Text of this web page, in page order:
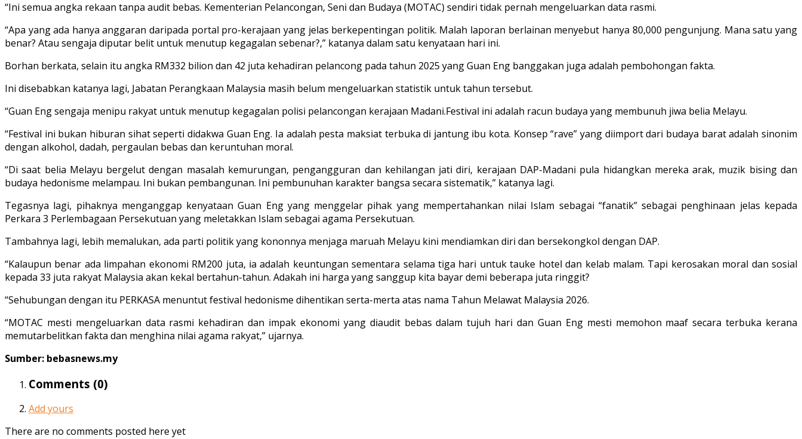
“Ini semua angka rekaan tanpa audit bebas. Kementerian Pelancongan, Seni dan Budaya (MOTAC) sendiri tidak pernah mengeluarkan data rasmi.
“Apa yang ada hanya anggaran daripada portal pro-kerajaan yang jelas berkepentingan politik. Malah laporan berlainan menyebut hanya 80,000 pengunjung. Mana satu yang
benar? Atau sengaja diputar belit untuk menutup kegagalan sebenar?,” katanya dalam satu kenyataan hari ini.
Borhan berkata, selain itu angka RM332 bilion dan 42 juta kehadiran pelancong pada tahun 2025 yang Guan Eng banggakan juga adalah pembohongan fakta.
Ini disebabkan katanya lagi, Jabatan Perangkaan Malaysia masih belum mengeluarkan statistik untuk tahun tersebut.
“Guan Eng sengaja menipu rakyat untuk menutup kegagalan polisi pelancongan kerajaan Madani.Festival ini adalah racun budaya yang membunuh jiwa belia Melayu.
“Festival ini bukan hiburan sihat seperti didakwa Guan Eng. Ia adalah pesta maksiat terbuka di jantung ibu kota. Konsep “rave” yang diimport dari budaya barat adalah sinonim
dengan alkohol, dadah, pergaulan bebas dan keruntuhan moral.
“Di saat belia Melayu bergelut dengan masalah kemurungan, pengangguran dan kehilangan jati diri, kerajaan DAP-Madani pula hidangkan mereka arak, muzik bising dan
budaya hedonisme melampau. Ini bukan pembangunan. Ini pembunuhan karakter bangsa secara sistematik,” katanya lagi.
Tegasnya lagi, pihaknya menganggap kenyataan Guan Eng yang menggelar pihak yang mempertahankan nilai Islam sebagai “fanatik” sebagai penghinaan jelas kepada
Perkara 3 Perlembagaan Persekutuan yang meletakkan Islam sebagai agama Persekutuan.
Tambahnya lagi, lebih memalukan, ada parti politik yang kononnya menjaga maruah Melayu kini mendiamkan diri dan bersekongkol dengan DAP.
“Kalaupun benar ada limpahan ekonomi RM200 juta, ia adalah keuntungan sementara selama tiga hari untuk tauke hotel dan kelab malam. Tapi kerosakan moral dan sosial
kepada 33 juta rakyat Malaysia akan kekal bertahun-tahun. Adakah ini harga yang sanggup kita bayar demi beberapa juta ringgit?
“Sehubungan dengan itu PERKASA menuntut festival hedonisme dihentikan serta-merta atas nama Tahun Melawat Malaysia 2026.
“MOTAC mesti mengeluarkan data rasmi kehadiran dan impak ekonomi yang diaudit bebas dalam tujuh hari dan Guan Eng mesti memohon maaf secara terbuka kerana
memutarbelitkan fakta dan menghina nilai agama rakyat,” ujarnya.
Sumber: bebasnews.my
Comments (0)
Add yours
There are no comments posted here yet